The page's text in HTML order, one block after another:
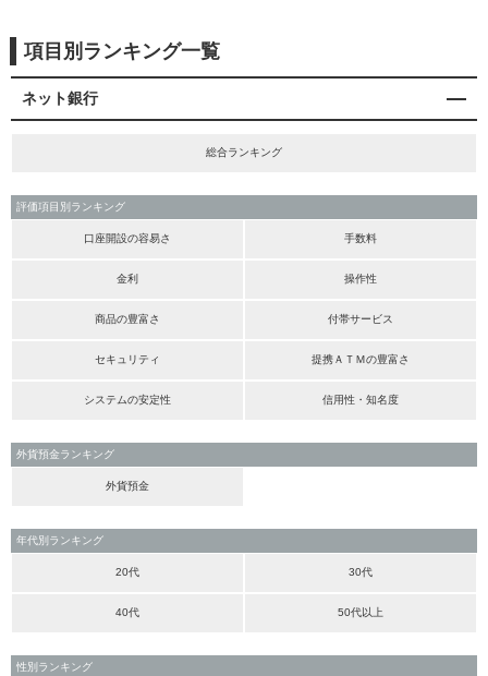
項目別ランキング一覧
ネット銀行
総合ランキング
評価項目別ランキング
口座開設の容易さ 手数料
金利 操作性
商品の豊富さ 付帯サービス
セキュリティ 提携ＡＴＭの豊富さ
システムの安定性 信用性・知名度
外貨預金ランキング
外貨預金
年代別ランキング
20代 30代
40代 50代以上
性別ランキング